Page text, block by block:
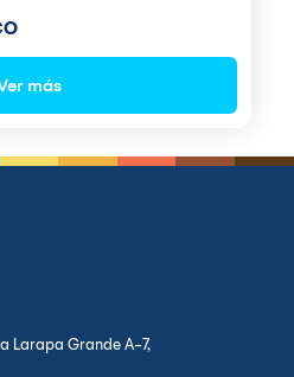
más
Larapa Grande A-7,